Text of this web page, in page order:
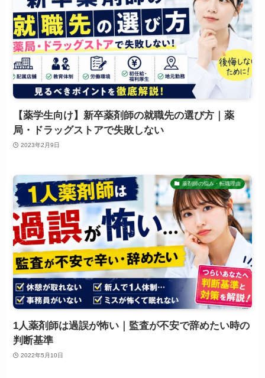
【薬学生向け】新卒薬剤師の就職先の選び方｜薬
局・ドラッグストアで失敗しない
2023年2月9日
薬剤師の悩み・転職理由
1人薬剤師は過誤が怖い｜監査が不安で辞めたい時の
判断基準
2022年5月10日